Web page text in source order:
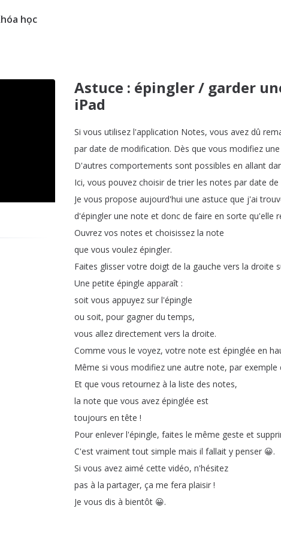
học
Astuce : épingler / garder
iPad
Si vous utilisez l'application Notes, vous avez dû
par date de modification. Dès que vous modifiez une
D'autres comportements sont possibles en allant
Ici, vous pouvez choisir de trier les notes par date de
Je vous propose aujourd'hui une astuce que j'ai
d'épingler une note et donc de faire en sorte qu'elle
Ouvrez vos notes et choisissez la note
que vous voulez épingler.
Faites glisser votre doigt de la gauche vers la droite
Une petite épingle apparaît :
soit vous appuyez sur l'épingle
ou soit, pour gagner du temps,
vous allez directement vers la droite.
Comme vous le voyez, votre note est épinglée en
Même si vous modifiez une autre note, par exemple
Et que vous retournez à la liste des notes,
la note que vous avez épinglée est
toujours en tête !
Pour enlever l'épingle, faites le même geste et
C'est vraiment tout simple mais il fallait y penser 😀.
Si vous avez aimé cette vidéo, n'hésitez
pas à la partager, ça me fera plaisir !
Je vous dis à bientôt 😀.